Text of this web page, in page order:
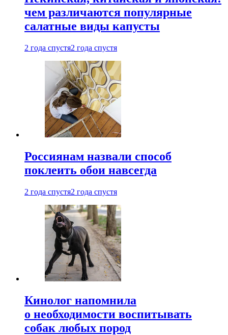
чем различаются популярные
салатные виды капусты
2 года спустя2 года спустя
Россиянам назвали способ
поклеить обои навсегда
2 года спустя2 года спустя
Кинолог напомнила
о необходимости воспитывать
собак любых пород